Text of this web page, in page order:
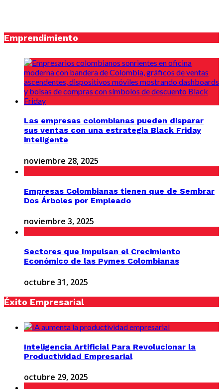
Emprendimiento
Las empresas colombianas pueden disparar
sus ventas con una estrategia Black Friday
inteligente
noviembre 28, 2025
Empresas Colombianas tienen que de Sembrar
Dos Árboles por Empleado
noviembre 3, 2025
Sectores que Impulsan el Crecimiento
Económico de las Pymes Colombianas
octubre 31, 2025
Éxito Empresarial
Inteligencia Artificial Para Revolucionar la
Productividad Empresarial
octubre 29, 2025